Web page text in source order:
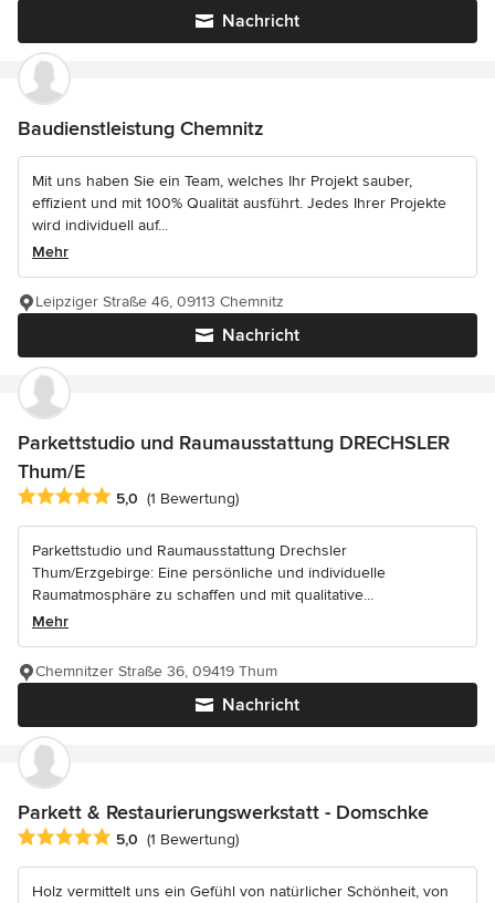
Nachricht
Baudienstleistung Chemnitz
Mit uns haben Sie ein Team, welches Ihr Projekt sauber,
effizient und mit 100% Qualität ausführt. Jedes Ihrer Projekte
wird individuell auf...
Mehr
Nachricht
Leipziger Straße 46, 09113 Chemnitz
Parkettstudio und Raumausstattung DRECHSLER
Thum/E
Durchschnittliche Bewertung: 5 von 5 Sternen
5,0 (1 Bewertung)
Parkettstudio und Raumausstattung Drechsler
Thum/Erzgebirge: Eine persönliche und individuelle
Raumatmosphäre zu schaffen und mit qualitative...
Mehr
Nachricht
Chemnitzer Straße 36, 09419 Thum
Parkett & Restaurierungswerkstatt - Domschke
Durchschnittliche Bewertung: 5 von 5 Sternen
5,0 (1 Bewertung)
Holz vermittelt uns ein Gefühl von natürlicher Schönheit, von